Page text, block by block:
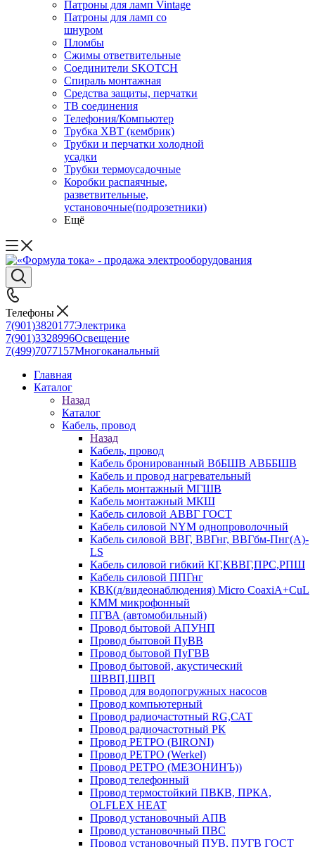
Патроны для ламп Vintage
Патроны для ламп со
шнуром
Пломбы
Сжимы ответвительные
Соединители SKOTCH
Спираль монтажная
Средства защиты, перчатки
ТВ соединения
Телефония/Компьютер
Трубка ХВТ (кембрик)
Трубки и перчатки холодной
усадки
Трубки термоусадочные
Коробки распаячные,
разветвительные,
установочные(подрозетники)
Ещё
Телефоны
7(901)3820177Электрика
7(901)3328996Освещение
7(499)7077157Многоканальный
Главная
Каталог
Назад
Каталог
Кабель, провод
Назад
Кабель, провод
Кабель бронированный ВбБШВ АВББШВ
Кабель и провод нагревательный
Кабель монтажный МГШВ
Кабель монтажный МКШ
Кабель силовой АВВГ ГОСТ
Кабель силовой NYM однопроволочный
Кабель силовой ВВГ, ВВГнг, ВВГбм-Пнг(А)-
LS
Кабель силовой гибкий КГ,КВВГ,ПРС,РПШ
Кабель силовой ППГнг
КВК(д/видеонаблюдения) Micro CoaxiA+CuL
КММ микрофонный
ПГВА (автомобильный)
Провод бытовой АПУНП
Провод бытовой ПуВВ
Провод бытовой ПуГВВ
Провод бытовой, акустический
ШВВП,ШВП
Провод для водопогружных насосов
Провод компьютерный
Провод радиочастотный RG,САТ
Провод радиочастотный РК
Провод РЕТРО (BIRONI)
Провод РЕТРО (Werkel)
Провод РЕТРО (МЕЗОНИНЪ))
Провод телефонный
Провод термостойкий ПВКВ, ПРКА,
OLFLEX HEAT
Провод установочный АПВ
Провод установочный ПВС
Провод установочный ПУВ, ПУГВ ГОСТ